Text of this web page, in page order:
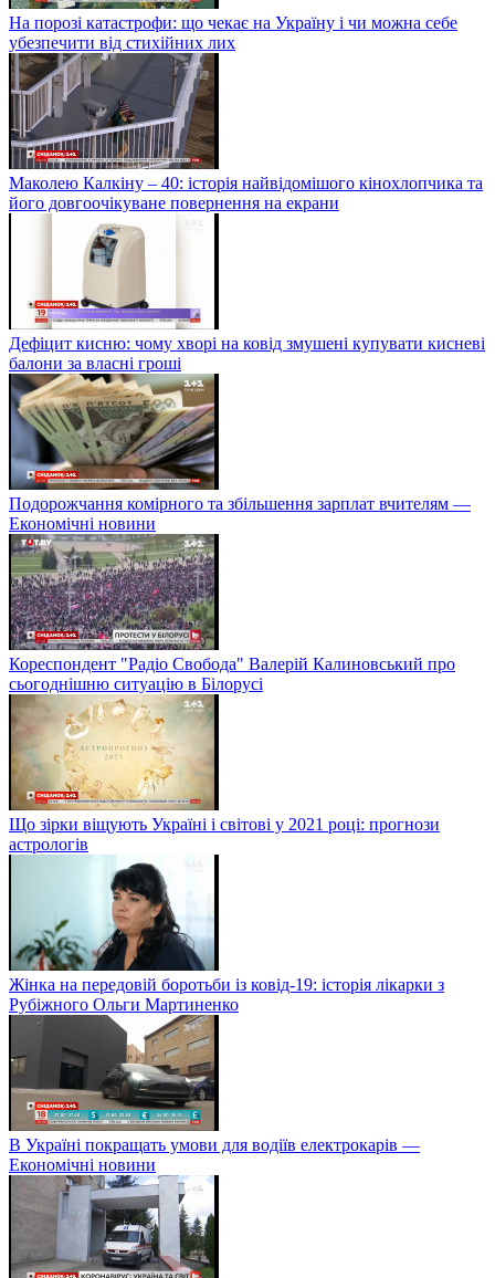
На порозі катастрофи: що чекає на Україну і чи можна себе
убезпечити від стихійних лих
Маколею Калкіну – 40: історія найвідомішого кінохлопчика та
його довгоочікуване повернення на екрани
Дефіцит кисню: чому хворі на ковід змушені купувати кисневі
балони за власні гроші
Подорожчання комірного та збільшення зарплат вчителям —
Економічні новини
Кореспондент "Радіо Свобода" Валерій Калиновський про
сьогоднішню ситуацію в Білорусі
Що зірки віщують Україні і світові у 2021 році: прогнози
астрологів
Жінка на передовій боротьби із ковід-19: історія лікарки з
Рубіжного Ольги Мартиненко
В Україні покращать умови для водіїв електрокарів —
Економічні новини